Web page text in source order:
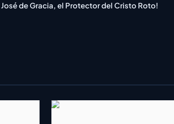
José de Gracia, el Protector del Cristo Roto!